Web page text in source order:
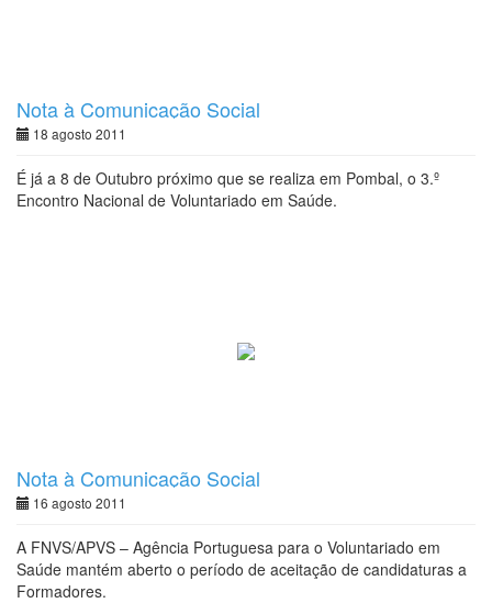
Nota à Comunicação Social
18 agosto 2011
É já a 8 de Outubro próximo que se realiza em Pombal, o 3.º
Encontro Nacional de Voluntariado em Saúde.
Nota à Comunicação Social
16 agosto 2011
A FNVS/APVS – Agência Portuguesa para o Voluntariado em
Saúde mantém aberto o período de aceitação de candidaturas a
Formadores.